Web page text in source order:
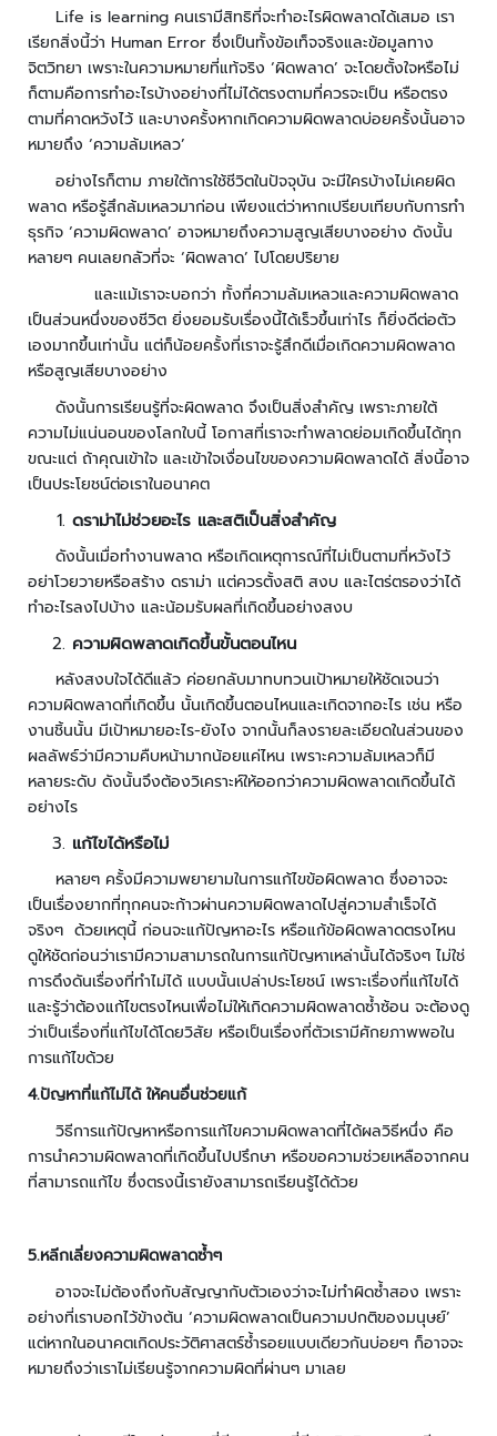
ก
ล้
อ
ง
ว
ง
ร
ปิ
ด
ล้
อ
ง
ว
ง
จ
ร
ปิ
ร
ะ
บ
ต
ร
ว
จ
ส
อ
บ
ค
ว
ม
ป
ล
อ
ด
ภั
ย
เ
ค
รื่
อ
ง
ว
จั
บ
โ
ล
Life is learning คนเรามีสิทธิที่จะทำอะไรผิดพลาดได้เสมอ เรา
เรียกสิ่งนี้ว่า Human Error ซึ่งเป็นทั้งข้อเท็จจริงและข้อมูลทาง
จิตวิทยา เพราะในความหมายที่แท้จริง ‘ผิดพลาด’ จะโดยตั้งใจหรือไม่
ก็ตามคือการทำอะไรบ้างอย่างที่ไม่ได้ตรงตามที่ควรจะเป็น หรือตรง
ตามที่คาดหวังไว้ และบางครั้งหากเกิดความผิดพลาดบ่อยครั้งนั้นอาจ
หมายถึง ‘ความล้มเหลว’
อย่างไรก็ตาม ภายใต้การใช้ชีวิตในปัจจุบัน จะมีใครบ้างไม่เคยผิด
พลาด หรือรู้สึกล้มเหลวมาก่อน เพียงแต่ว่าหากเปรียบเทียบกับการทำ
ธุรกิจ ‘ความผิดพลาด’ อาจหมายถึงความสูญเสียบางอย่าง ดังนั้น
หลายๆ คนเลยกลัวที่จะ ‘ผิดพลาด’ ไปโดยปริยาย
และแม้เราจะบอกว่า ทั้งที่ความล้มเหลวและความผิดพลาด
เป็นส่วนหนึ่งของชีวิต ยิ่งยอมรับเรื่องนี้ได้เร็วขึ้นเท่าไร ก็ยิ่งดีต่อตัว
เองมากขึ้นเท่านั้น แต่ก็น้อยครั้งที่เราจะรู้สึกดีเมื่อเกิดความผิดพลาด
หรือสูญเสียบางอย่าง
ดังนั้นการเรียนรู้ที่จะผิดพลาด จึงเป็นสิ่งสำคัญ เพราะภายใต้
ความไม่แน่นอนของโลกใบนี้ โอกาสที่เราจะทำพลาดย่อมเกิดขึ้นได้ทุก
ขณะแต่ ถ้าคุณเข้าใจ และเข้าใจเงื่อนไขของความผิดพลาดได้ สิ่งนี้อาจ
เป็นประโยชน์ต่อเราในอนาคต
ดราม่าไม่ช่วยอะไร และสติเป็นสิ่งสำคัญ
ดังนั้นเมื่อทำงานพลาด หรือเกิดเหตุการณ์ที่ไม่เป็นตามที่หวังไว้
อย่าโวยวายหรือสร้าง ดราม่า แต่ควรตั้งสติ สงบ และไตร่ตรองว่าได้
ทำอะไรลงไปบ้าง และน้อมรับผลที่เกิดขึ้นอย่างสงบ
ความผิดพลาดเกิดขึ้นขั้นตอนไหน
หลังสงบใจได้ดีแล้ว ค่อยกลับมาทบทวนเป้าหมายให้ชัดเจนว่า
ความผิดพลาดที่เกิดขึ้น นั้นเกิดขึ้นตอนไหนและเกิดจากอะไร เช่น หรือ
งานชิ้นนั้น มีเป้าหมายอะไร-ยังไง จากนั้นก็ลงรายละเอียดในส่วนของ
ผลลัพธ์ว่ามีความคืบหน้ามากน้อยแค่ไหน เพราะความล้มเหลวก็มี
หลายระดับ ดังนั้นจึงต้องวิเคราะห์ให้ออกว่าความผิดพลาดเกิดขึ้นได้
อย่างไร
แก้ไขได้หรือไม่
หลายๆ ครั้งมีความพยายามในการแก้ไขข้อผิดพลาด ซึ่งอาจจะ
เป็นเรื่องยากที่ทุกคนจะก้าวผ่านความผิดพลาดไปสู่ความสำเร็จได้
จริงๆ ด้วยเหตุนี้ ก่อนจะแก้ปัญหาอะไร หรือแก้ข้อผิดพลาดตรงไหน
ดูให้ชัดก่อนว่าเรามีความสามารถในการแก้ปัญหาเหล่านั้นได้จริงๆ ไม่ใช่
การดึงดันเรื่องที่ทำไม่ได้ แบบนั้นเปล่าประโยชน์ เพราะเรื่องที่แก้ไขได้
และรู้ว่าต้องแก้ไขตรงไหนเพื่อไม่ให้เกิดความผิดพลาดซ้ำซ้อน จะต้องดู
ว่าเป็นเรื่องที่แก้ไขได้โดยวิสัย หรือเป็นเรื่องที่ตัวเรามีศักยภาพพอใน
การแก้ไขด้วย
4.ปัญหาที่แก้ไม่ได้ ให้คนอื่นช่วยแก้
วิธีการแก้ปัญหาหรือการแก้ไขความผิดพลาดที่ได้ผลวิธีหนึ่ง คือ
การนำความผิดพลาดที่เกิดขึ้นไปปรึกษา หรือขอความช่วยเหลือจากคน
ที่สามารถแก้ไข ซึ่งตรงนี้เรายังสามารถเรียนรู้ได้ด้วย
5.หลีกเลี่ยงความผิดพลาดซ้ำๆ
อาจจะไม่ต้องถึงกับสัญญากับตัวเองว่าจะไม่ทำผิดซ้ำสอง เพราะ
อย่างที่เราบอกไว้ข้างต้น ‘ความผิดพลาดเป็นความปกติของมนุษย์’
แต่หากในอนาคตเกิดประวัติศาสตร์ซ้ำรอยแบบเดียวกันบ่อยๆ ก็อาจจะ
หมายถึงว่าเราไม่เรียนรู้จากความผิดที่ผ่านๆ มาเลย